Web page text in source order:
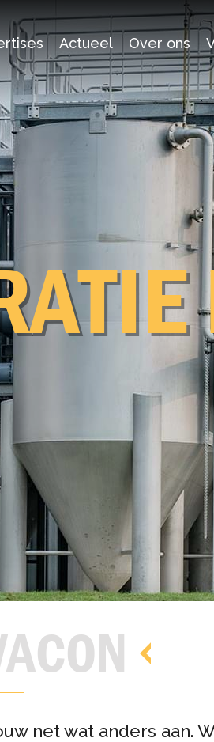
Onze expertises
Actueel Over ons
net wat anders aan.